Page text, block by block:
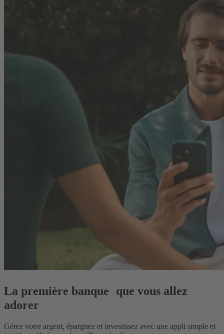
La première banque que vous allez
adorer
Gérez votre argent, épargnez et investissez avec une appli simple et